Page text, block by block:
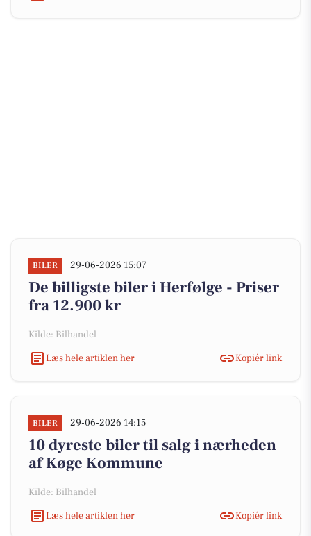
BILER 29-06-2026 15:07
De billigste biler i Herfølge - Priser
fra 12.900 kr
Kilde: Bilhandel
Læs hele artiklen her
Kopiér link
BILER 29-06-2026 14:15
10 dyreste biler til salg i nærheden
af Køge Kommune
Kilde: Bilhandel
Læs hele artiklen her
Kopiér link